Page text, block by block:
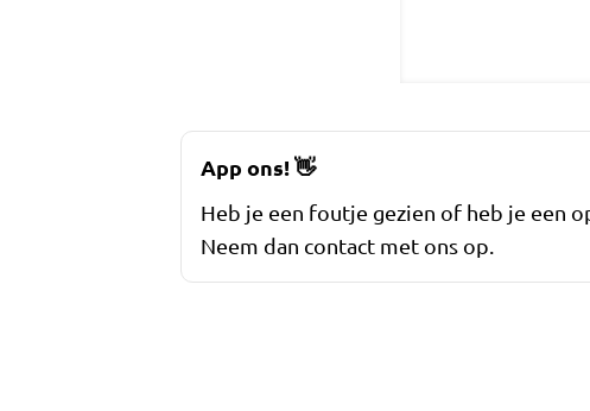
App ons!👋
Heb je een foutje gezien of heb je een
Neem dan contact met ons op.